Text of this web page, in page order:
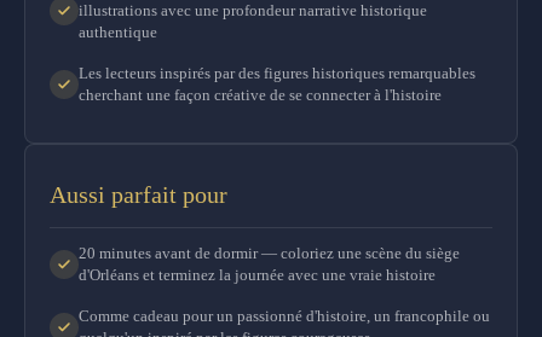
illustrations avec une profondeur narrative historique
authentique
Les lecteurs inspirés par des figures historiques remarquables
cherchant une façon créative de se connecter à l'histoire
Aussi parfait pour
20 minutes avant de dormir — coloriez une scène du siège
d'Orléans et terminez la journée avec une vraie histoire
Comme cadeau pour un passionné d'histoire, un francophile ou